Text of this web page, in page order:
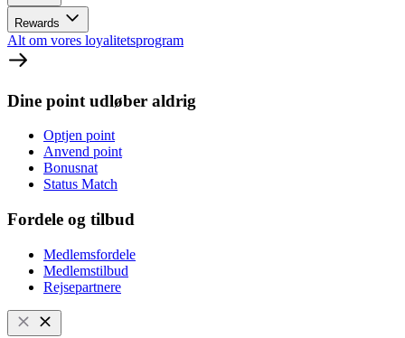
Rewards
Alt om vores loyalitetsprogram
Dine point udløber aldrig
Optjen point
Anvend point
Bonusnat
Status Match
Fordele og tilbud
Medlemsfordele
Medlemstilbud
Rejsepartnere